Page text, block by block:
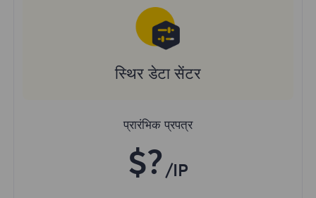
स्थिर डेटा सेंटर
प्रारंभिक प्रपत्र
$? /IP